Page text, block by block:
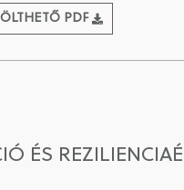
PDF
ÉS